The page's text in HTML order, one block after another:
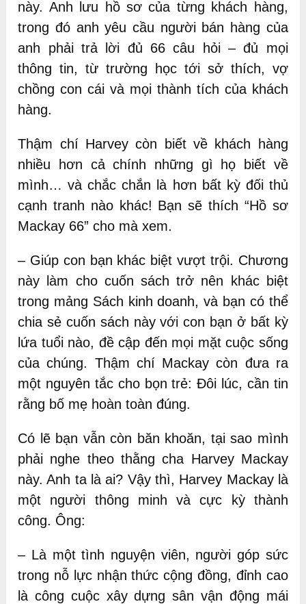
này. Anh lưu hồ sơ của từng khách hàng,
trong đó anh yêu cầu người bán hàng của
anh phải trả lời đủ 66 câu hỏi – đủ mọi
thông tin, từ trường học tới sở thích, vợ
chồng con cái và mọi thành tích của khách
hàng.
Thậm chí Harvey còn biết về khách hàng
nhiều hơn cả chính những gì họ biết về
mình… và chắc chắn là hơn bất kỳ đối thủ
cạnh tranh nào khác! Bạn sẽ thích “Hồ sơ
Mackay 66” cho mà xem.
– Giúp con bạn khác biệt vượt trội. Chương
này làm cho cuốn sách trở nên khác biệt
trong mảng Sách kinh doanh, và bạn có thể
chia sẻ cuốn sách này với con bạn ở bất kỳ
lứa tuổi nào, đề cập đến mọi mặt cuộc sống
của chúng. Thậm chí Mackay còn đưa ra
một nguyên tắc cho bọn trẻ: Đôi lúc, cần tin
rằng bố mẹ hoàn toàn đúng.
Có lẽ bạn vẫn còn băn khoăn, tại sao mình
phải nghe theo thằng cha Harvey Mackay
này. Anh ta là ai? Vậy thì, Harvey Mackay là
một người thông minh và cực kỳ thành
công. Ông:
– Là một tình nguyện viên, người góp sức
trong nỗ lực nhận thức cộng đồng, đỉnh cao
là công cuộc xây dựng sân vận động mái